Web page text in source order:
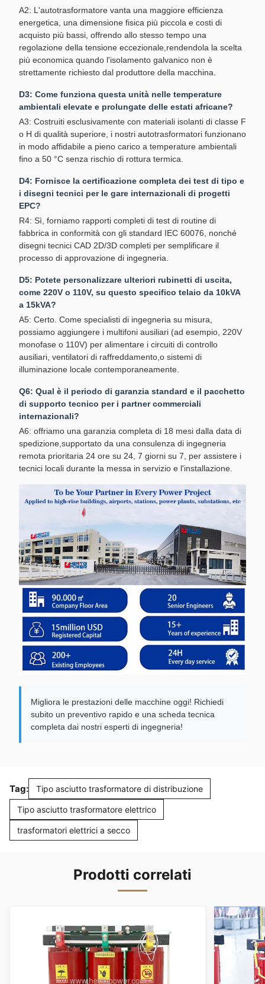
A2: L'autotrasformatore vanta una maggiore efficienza
energetica, una dimensione fisica più piccola e costi di
acquisto più bassi, offrendo allo stesso tempo una
regolazione della tensione eccezionale,rendendola la scelta
più economica quando l'isolamento galvanico non è
strettamente richiesto dal produttore della macchina.
D3: Come funziona questa unità nelle temperature
ambientali elevate e prolungate delle estati africane?
A3: Costruiti esclusivamente con materiali isolanti di classe F
o H di qualità superiore, i nostri autotrasformatori funzionano
in modo affidabile a pieno carico a temperature ambientali
fino a 50 °C senza rischio di rottura termica.
D4: Fornisce la certificazione completa dei test di tipo e
i disegni tecnici per le gare internazionali di progetti
EPC?
R4: Sì, forniamo rapporti completi di test di routine di
fabbrica in conformità con gli standard IEC 60076, nonché
disegni tecnici CAD 2D/3D completi per semplificare il
processo di approvazione di ingegneria.
D5: Potete personalizzare ulteriori rubinetti di uscita,
come 220V o 110V, su questo specifico telaio da 10kVA
a 15kVA?
A5: Certo. Come specialisti di ingegneria su misura,
possiamo aggiungere i multifoni ausiliari (ad esempio, 220V
monofase o 110V) per alimentare i circuiti di controllo
ausiliari, ventilatori di raffreddamento,o sistemi di
illuminazione locale contemporaneamente.
Q6: Qual è il periodo di garanzia standard e il pacchetto
di supporto tecnico per i partner commerciali
internazionali?
A6: offriamo una garanzia completa di 18 mesi dalla data di
spedizione,supportato da una consulenza di ingegneria
remota prioritaria 24 ore su 24, 7 giorni su 7, per assistere i
tecnici locali durante la messa in servizio e l'installazione.
Migliora le prestazioni delle macchine oggi! Richiedi
subito un preventivo rapido e una scheda tecnica
completa dai nostri esperti di ingegneria!
Tag: Tipo asciutto trasformatore di distribuzione
Tipo asciutto trasformatore elettrico
trasformatori elettrici a secco
Prodotti correlati